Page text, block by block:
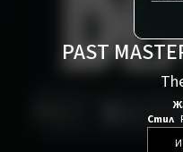
PAST
Стил